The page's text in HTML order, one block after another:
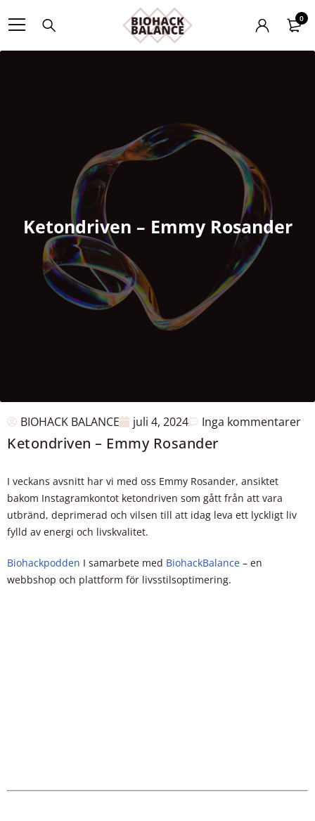
0
Ketondriven – Emmy Rosander
BIOHACK BALANCE juli 4, 2024 Inga kommentarer
Ketondriven – Emmy Rosander
I veckans avsnitt har vi med oss Emmy Rosander, ansiktet
bakom Instagramkontot ketondriven som gått från att vara
utbränd, deprimerad och vilsen till att idag leva ett lyckligt liv
fylld av energi och livskvalitet.
Biohackpodden I samarbete med BiohackBalance – en
webbshop och plattform för livsstilsoptimering.